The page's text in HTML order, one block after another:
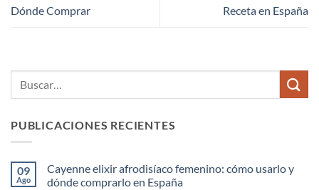
Dónde Comprar
Receta en España
PUBLICACIONES RECIENTES
09
Ago
Cayenne elixir afrodisíaco femenino: cómo usarlo y
dónde comprarlo en España